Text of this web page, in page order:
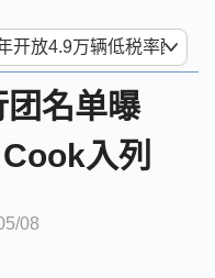
团名单曝
入列
08